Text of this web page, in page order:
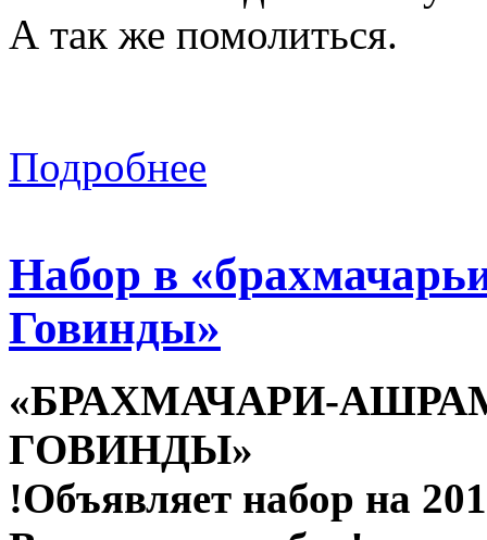
А так же помолиться.
Подробнее
Набор в
Говинды»
«БРАХМАЧАРИ-
ГОВИНДЫ»
!Объявляет набор на